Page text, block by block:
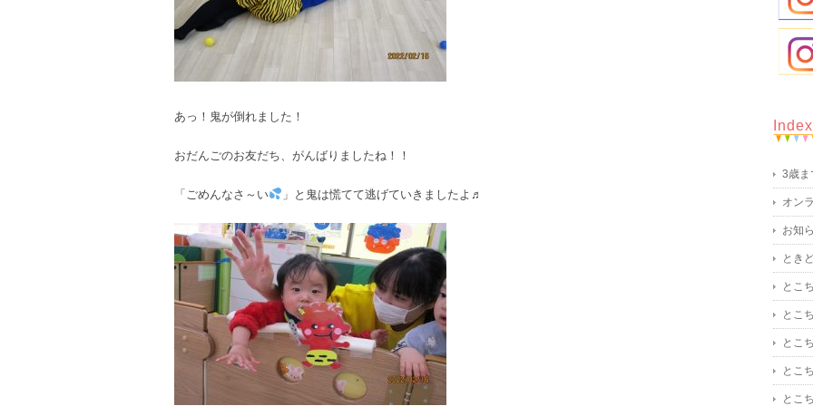
あっ！鬼が倒れました！
おだんごのお友だち、がんばりましたね！！
「ごめんなさ～い 」と鬼は慌てて逃げていきましたよ♬
Index
3歳ま
オン
お知
とき
とこ
とこ
とこ
とこ
とこ